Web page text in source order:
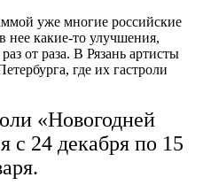
уже многие российские
нее какие-то улучшения,
от раза. В Рязань артисты
где их гастроли
«Новогодней
с 24 декабря по 15